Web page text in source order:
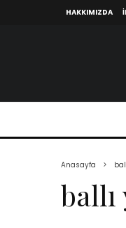
HAKKIMIZDA
Anasayfa